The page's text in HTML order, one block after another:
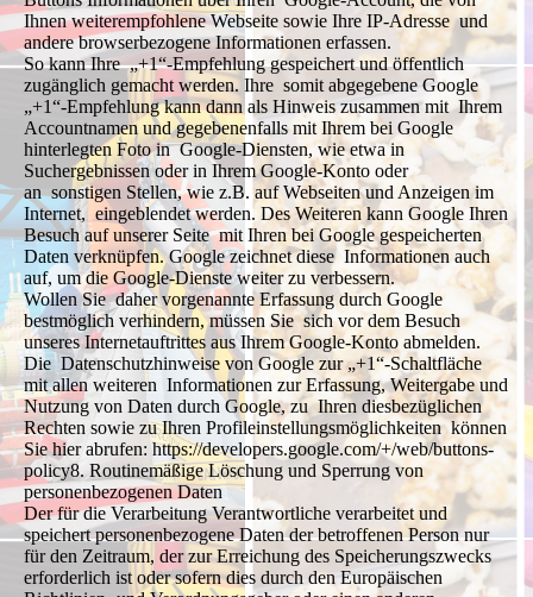
Ihnen weiterempfohlene Webseite sowie Ihre IP-Adresse und
andere browserbezogene Informationen erfassen.
So kann Ihre „+1“-Empfehlung gespeichert und öffentlich
zugänglich gemacht werden. Ihre somit abgegebene Google
„+1“-Empfehlung kann dann als Hinweis zusammen mit Ihrem
Accountnamen und gegebenenfalls mit Ihrem bei Google
hinterlegten Foto in Google-Diensten, wie etwa in
Suchergebnissen oder in Ihrem Google-Konto oder
an sonstigen Stellen, wie z.B. auf Webseiten und Anzeigen im
Internet, eingeblendet werden. Des Weiteren kann Google Ihren
Besuch auf unserer Seite mit Ihren bei Google gespeicherten
Daten verknüpfen. Google zeichnet diese Informationen auch
auf, um die Google-Dienste weiter zu verbessern.
Wollen Sie daher vorgenannte Erfassung durch Google
bestmöglich verhindern, müssen Sie sich vor dem Besuch
unseres Internetauftrittes aus Ihrem Google-Konto abmelden.
Die Datenschutzhinweise von Google zur „+1“-Schaltfläche
mit allen weiteren Informationen zur Erfassung, Weitergabe und
Nutzung von Daten durch Google, zu Ihren diesbezüglichen
Rechten sowie zu Ihren Profileinstellungsmöglichkeiten können
Sie hier abrufen: https://developers.google.com/+/web/buttons-
policy8. Routinemäßige Löschung und Sperrung von
personenbezogenen Daten
Der für die Verarbeitung Verantwortliche verarbeitet und
speichert personenbezogene Daten der betroffenen Person nur
für den Zeitraum, der zur Erreichung des Speicherungszwecks
erforderlich ist oder sofern dies durch den Europäischen